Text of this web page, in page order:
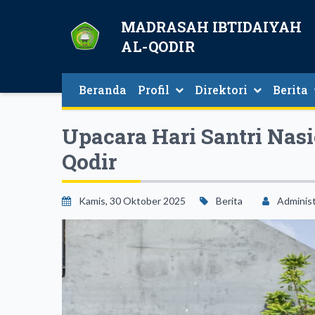
MADRASAH IBTIDAIYAH
AL-QODIR
Beranda Profil Direktori Berita
Upacara Hari Santri
Qodir
Kamis, 30 Oktober 2025 Berita